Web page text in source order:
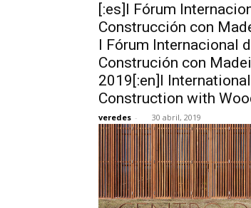
[:es]I Fórum
Construcción con
I Fórum Internacional
Construción con
2019[:en]I
Construction with
veredes - 30 abril, 2019